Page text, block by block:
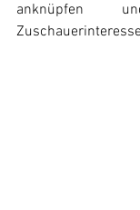
anknüpfen